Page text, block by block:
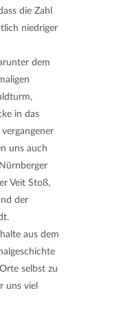
die Zahl
niedriger
dem
in das
uns auch
Veit Stoß,
der
aus dem
selbst zu
uns viel